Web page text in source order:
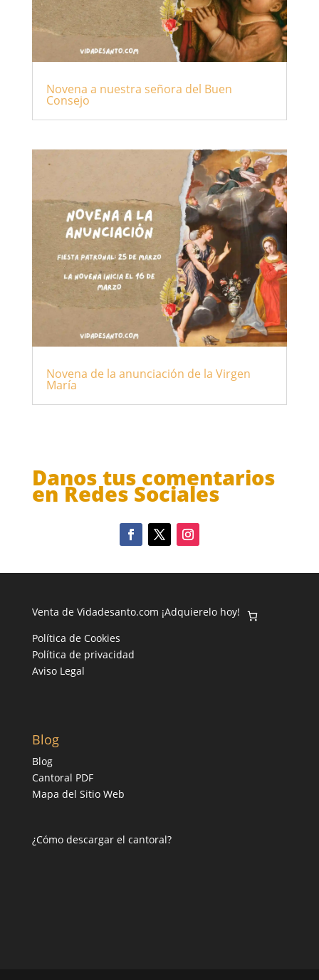
Novena a nuestra señora del Buen
Consejo
Novena de la anunciación de la Virgen
María
Danos tus comentarios
en Redes Sociales
Venta de Vidadesanto.com ¡Adquierelo hoy!
Política de Cookies
Política de privacidad
Aviso Legal
Blog
Blog
Cantoral PDF
Mapa del Sitio Web
¿Cómo descargar el cantoral?